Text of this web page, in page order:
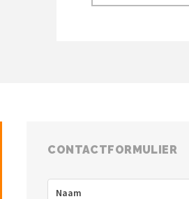
CONTACTFORMULIER